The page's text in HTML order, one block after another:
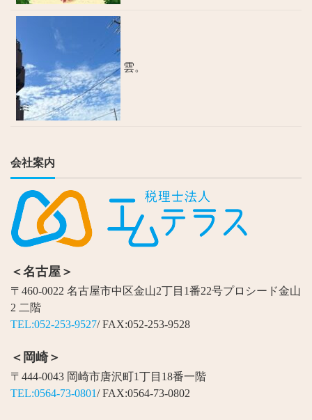
雲。
会社案内
＜名古屋＞
〒460-0022 名古屋市中区金山2丁目1番22号プロシード金山
2 二階
TEL:052-253-9527/ FAX:052-253-9528
＜岡崎＞
〒444-0043 岡崎市唐沢町1丁目18番一階
TEL:0564-73-0801/ FAX:0564-73-0802